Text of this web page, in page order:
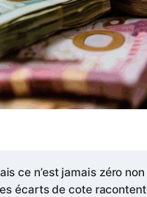
ce n’est jamais zéro non
écarts de cote racontent